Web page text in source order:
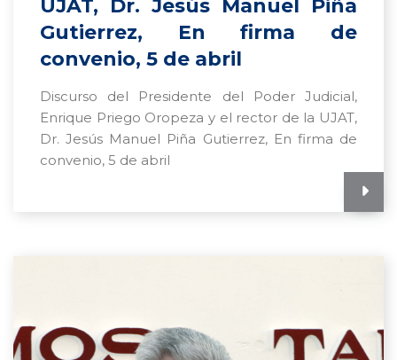
UJAT, Dr. Jesús Manuel Piña
Gutierrez, En firma de
convenio, 5 de abril
Discurso del Presidente del Poder Judicial,
Enrique Priego Oropeza y el rector de la UJAT,
Dr. Jesús Manuel Piña Gutierrez, En firma de
convenio, 5 de abril